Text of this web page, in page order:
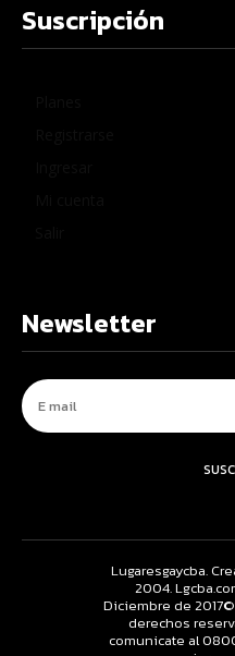
Suscripción
Newsletter
Lugaresgaycba.
2004.
Diciembre de
derechos
comunicate al